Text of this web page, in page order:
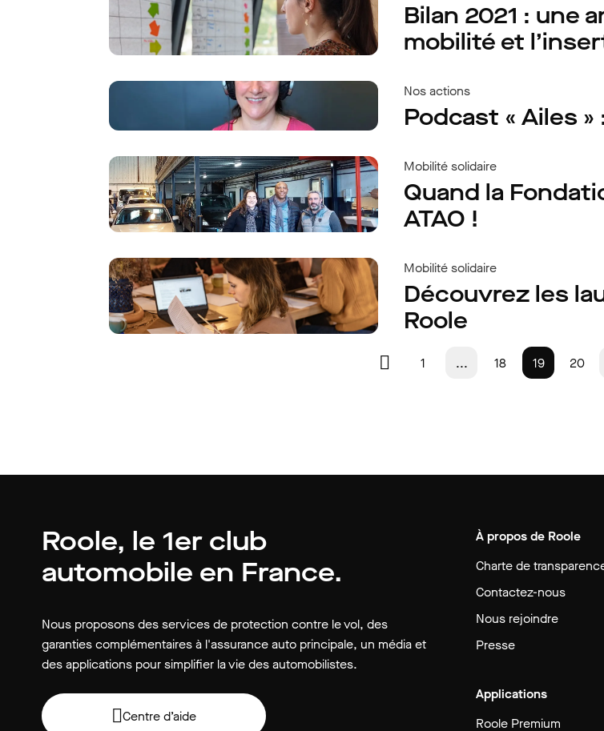
Bilan 2021 : une
mobilité et
Nos actions
Podcast « Ailes
Mobilité solidaire
Quand la
ATAO !
Mobilité solidaire
Découvrez les
Roole
1 ... 18 19 20
Roole, le 1er club
automobile en France.
Nous proposons des services de protection contre le vol, des
garanties complémentaires à l'assurance auto principale, un média et
des applications pour simplifier la vie des automobilistes.
Centre d’aide
À propos de Roole
Charte de
Contactez-nous
Nous rejoindre
Presse
Applications
Roole Premium